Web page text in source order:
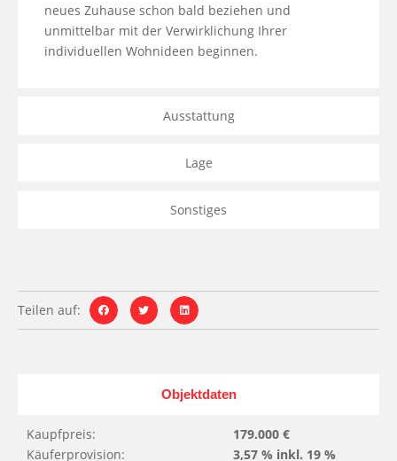
neues Zuhause schon bald beziehen und
unmittelbar mit der Verwirklichung Ihrer
individuellen Wohnideen beginnen.
Ausstattung
Lage
Sonstiges
Teilen auf:
Objektdaten
Kaupfpreis:
179.000 €
Käuferprovision:
3,57 % inkl. 19 %